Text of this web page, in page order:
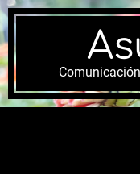
Skip
to
content